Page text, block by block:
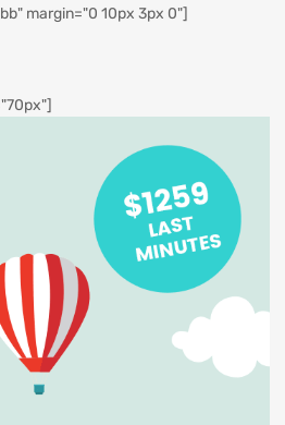
margin="0 10px 3px 0"]